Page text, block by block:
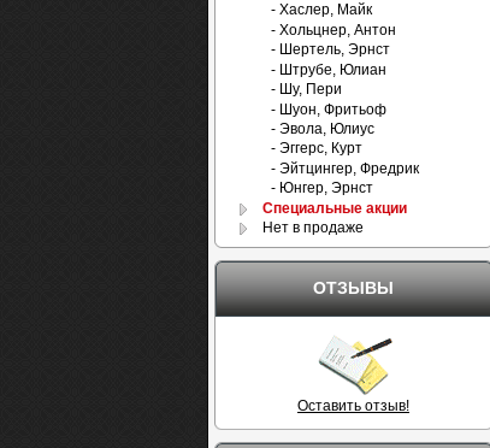
- Хаслер, Майк
- Хольцнер, Антон
- Шертель, Эрнст
- Штрубе, Юлиан
- Шу, Пери
- Шуон, Фритьоф
- Эвола, Юлиус
- Эггерс, Курт
- Эйтцингер, Фредрик
- Юнгер, Эрнст
Специальные акции
Нет в продаже
ОТЗЫВЫ
Оставить отзыв!